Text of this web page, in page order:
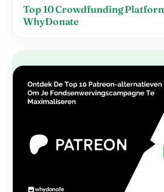
Top 10 Crowdfunding
WhyDonate